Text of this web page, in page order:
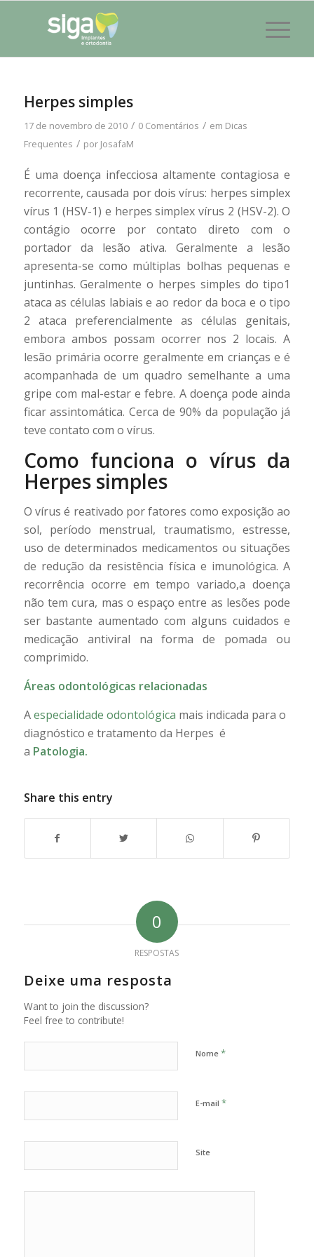
Herpes simples
17 de novembro de 2010 / 0 Comentários / em Dicas
Frequentes / por JosafaM
É uma doença infecciosa altamente contagiosa e
recorrente, causada por dois vírus: herpes simplex
vírus 1 (HSV-1) e herpes simplex vírus 2 (HSV-2). O
contágio ocorre por contato direto com o
portador da lesão ativa. Geralmente a lesão
apresenta-se como múltiplas bolhas pequenas e
juntinhas. Geralmente o herpes simples do tipo1
ataca as células labiais e ao redor da boca e o tipo
2 ataca preferencialmente as células genitais,
embora ambos possam ocorrer nos 2 locais. A
lesão primária ocorre geralmente em crianças e é
acompanhada de um quadro semelhante a uma
gripe com mal-estar e febre. A doença pode ainda
ficar assintomática. Cerca de 90% da população já
teve contato com o vírus.
Como funciona o vírus da
Herpes simples
O vírus é reativado por fatores como exposição ao
sol, período menstrual, traumatismo, estresse,
uso de determinados medicamentos ou situações
de redução da resistência física e imunológica. A
recorrência ocorre em tempo variado,a doença
não tem cura, mas o espaço entre as lesões pode
ser bastante aumentado com alguns cuidados e
medicação antiviral na forma de pomada ou
comprimido.
Áreas odontológicas relacionadas
Aespecialidade odontológica mais indicada para o
diagnóstico e tratamento da Herpes é
a Patologia.
Share this entry
0
RESPOSTAS
Deixe uma resposta
Want to join the discussion?
Feel free to contribute!
Nome *
E-mail *
Site